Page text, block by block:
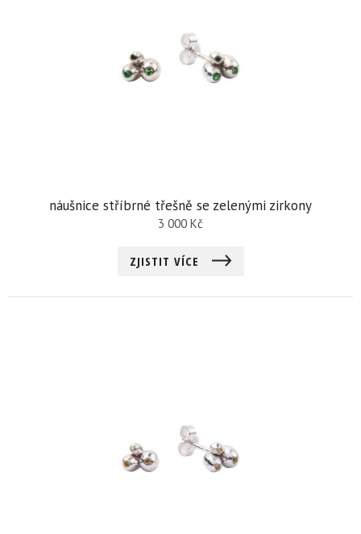
náušnice stříbrné třešně se zelenými zirkony
3 000 Kč
ZJISTIT VÍCE